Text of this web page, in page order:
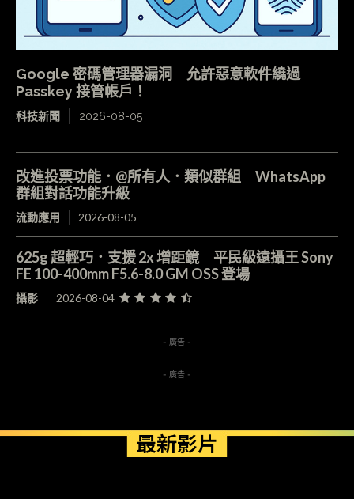
Google 密碼管理器漏洞 允許惡意軟件繞過
Passkey 接管帳戶！
科技新聞 2026-08-05
改進投票功能．@所有人．類似群組 WhatsApp
群組對話功能升級
流動應用 2026-08-05
625g 超輕巧．支援 2x 增距鏡 平民級遠攝王 Sony
FE 100-400mm F5.6-8.0 GM OSS 登場
攝影 2026-08-04
- 廣告 -
- 廣告 -
最新影片